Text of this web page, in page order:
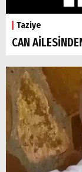
Taziye
CAN